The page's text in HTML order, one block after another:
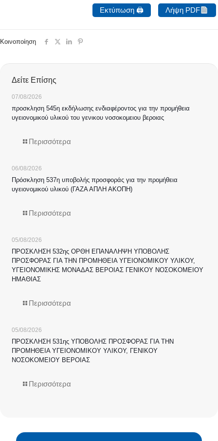
Εκτύπωση 🖨 Λήψη PDF
Κοινοποίηση
Δείτε Επίσης
07/08/2026
προσκληση 545η εκδήλωσης ενδιαφέροντος για την προμήθεια
υγειονομικού υλικού του γενικου νοσοκομειου βεροιας
Περισσότερα
06/08/2026
Πρόσκληση 537η υποβολής προσφοράς για την προμήθεια
υγειονομικού υλικού (ΓΑΖΑ ΑΠΛΗ ΑΚΟΠΗ)
Περισσότερα
05/08/2026
ΠΡΟΣΚΛΗΣΗ 532ης ΟΡΘΗ ΕΠΑΝΑΛΗΨΗ ΥΠΟΒΟΛΗΣ
ΠΡΟΣΦΟΡΑΣ ΓΙΑ ΤΗΝ ΠΡΟΜΗΘΕΙΑ ΥΓΕΙΟΝΟΜΙΚΟΥ ΥΛΙΚΟΥ,
ΥΓΕΙΟΝΟΜΙΚΗΣ ΜΟΝΑΔΑΣ ΒΕΡΟΙΑΣ ΓΕΝΙΚΟΥ ΝΟΣΟΚΟΜΕΙΟΥ
ΗΜΑΘΙΑΣ
Περισσότερα
05/08/2026
ΠΡΟΣΚΛΗΣΗ 531ης ΥΠΟΒΟΛΗΣ ΠΡΟΣΦΟΡΑΣ ΓΙΑ ΤΗΝ
ΠΡΟΜΗΘΕΙΑ ΥΓΕΙΟΝΟΜΙΚΟΥ ΥΛΙΚΟΥ, ΓΕΝΙΚΟΥ
ΝΟΣΟΚΟΜΕΙΟΥ ΒΕΡΟΙΑΣ
Περισσότερα